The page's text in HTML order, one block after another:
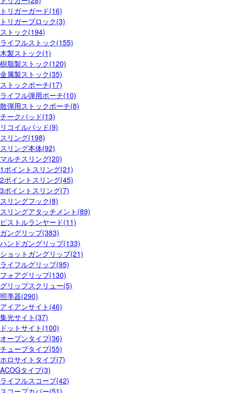
トリガーガード(16)
トリガーブロック(3)
ストック(194)
ライフルストック(155)
木製ストック(1)
樹脂製ストック(120)
金属製ストック(35)
ストックポーチ(17)
ライフル弾用ポーチ(10)
散弾用ストックポーチ(8)
チークパッド(13)
リコイルパッド(9)
スリング(198)
スリング本体(92)
マルチスリング(20)
1ポイントスリング(21)
2ポイントスリング(45)
3ポイントスリング(7)
スリングフック(8)
スリングアタッチメント(89)
ピストルランヤード(11)
ガングリップ(383)
ハンドガングリップ(133)
ショットガングリップ(21)
ライフルグリップ(95)
フォアグリップ(130)
グリップスクリュー(5)
照準器(290)
アイアンサイト(46)
集光サイト(37)
ドットサイト(100)
オープンタイプ(36)
チューブタイプ(55)
ホロサイトタイプ(7)
ACOGタイプ(3)
ライフルスコープ(42)
スコープカバー(51)